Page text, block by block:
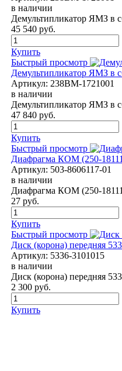
в наличии
Демультипликатор ЯМЗ в
45 540 руб.
Купить
Быстрый просмотр
Демультипликатор ЯМЗ в
Артикул: 238ВМ-1721001
в наличии
Демультипликатор ЯМЗ в
47 840 руб.
Купить
Быстрый просмотр
Диафрагма КОМ (250-
Артикул: 503-8606117-01
в наличии
Диафрагма КОМ (250-
27 руб.
Купить
Быстрый просмотр
Диск (корона) передняя
Артикул: 5336-3101015
в наличии
Диск (корона) передняя
2 300 руб.
Купить